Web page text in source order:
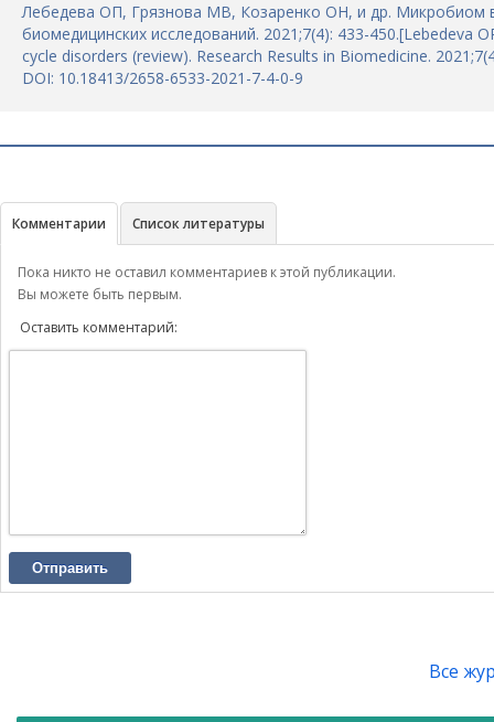
Лебедева ОП, Грязнова МВ, Козаренко ОН, и др. Микробиом
биомедицинских исследований. 2021;7(4): 433-450.[Lebedeva
cycle disorders (review). Research Results in Biomedicine.
DOI: 10.18413/2658-6533-2021-7-4-0-9
Комментарии Список литературы
Пока никто не оставил комментариев к этой публикации.
Вы можете быть первым.
Оставить комментарий:
Отправить
Все